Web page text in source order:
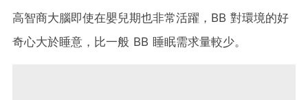
高智商大腦即使在嬰兒期也非常活躍，BB 對環境的好
奇心大於睡意，比一般 BB 睡眠需求量較少。